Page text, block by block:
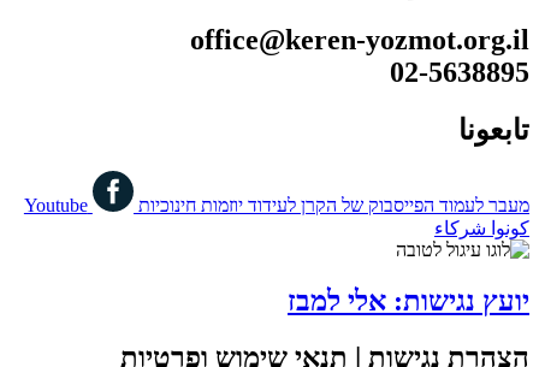
office@keren-yozmot.org.il
02-5638895
تابعونا
מעבר לעמוד הפייסבוק של הקרן לעידוד יוזמות חינוכיות
Youtube
كونوا شركاء
יועץ נגישות: אלי למבז
הצהרת נגישות | תנאי שימוש ופרטיות